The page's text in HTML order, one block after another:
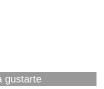
gustarte